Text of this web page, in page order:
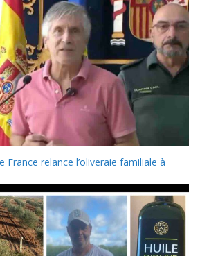
France relance l’oliveraie familiale à